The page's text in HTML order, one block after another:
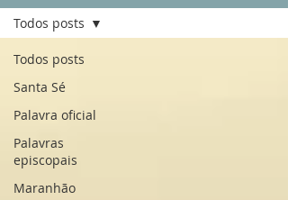
Todos posts
Santa Sé
Palavra oficial
Palavras
episcopais
Maranhão
Todos posts